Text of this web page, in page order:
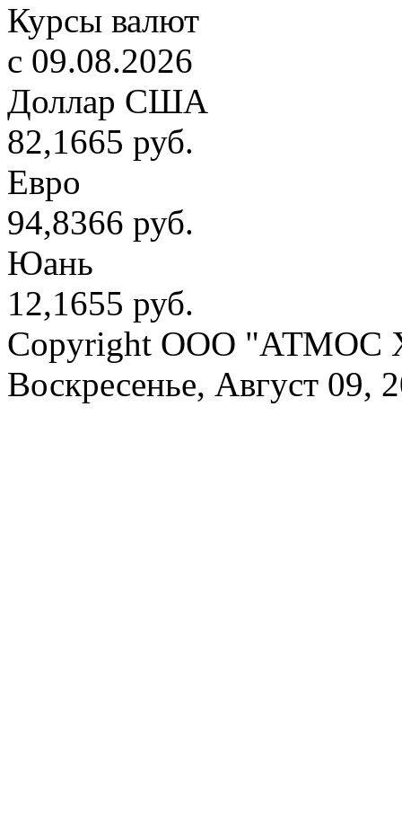
Курсы валют
c 09.08.2026
Доллар США
82,1665 руб.
Евро
94,8366 руб.
Юань
12,1655 руб.
Copyright OOO "АТМОС
Воскресенье, Август 09,